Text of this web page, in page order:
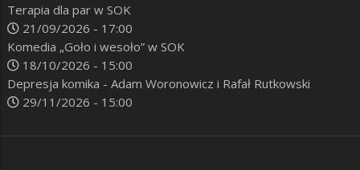
Terapia dla par w SOK
21/09/2026 - 17:00
Komedia „Goło i wesoło” w SOK
18/10/2026 - 15:00
Depresja komika - Adam Woronowicz i Rafał Rutkowski
29/11/2026 - 15:00